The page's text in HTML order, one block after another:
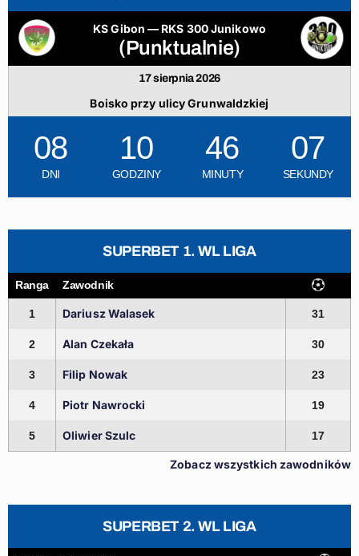
KS Gibon — RKS 300 Junikowo
(Punktualnie)
17 sierpnia 2026
Boisko przy ulicy Grunwaldzkiej
08
DNI
10
GODZINY
46
MINUTY
06
SEKUNDY
SUPERBET 1. WL LIGA
Ranga Zawodnik
1 Dariusz Walasek 31
2 Alan Czekała 30
3 Filip Nowak 23
4 Piotr Nawrocki 19
5 Oliwier Szulc 17
Zobacz wszystkich zawodników
SUPERBET 2. WL LIGA